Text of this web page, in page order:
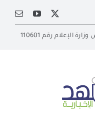
الإعلام رقم 110601